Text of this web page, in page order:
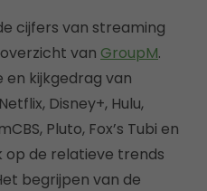
cijfers van streaming
van GroupM.
en kijkgedrag van
Disney+, Hulu,
Pluto, Fox’s Tubi en
op de relatieve trends
begrijpen van de